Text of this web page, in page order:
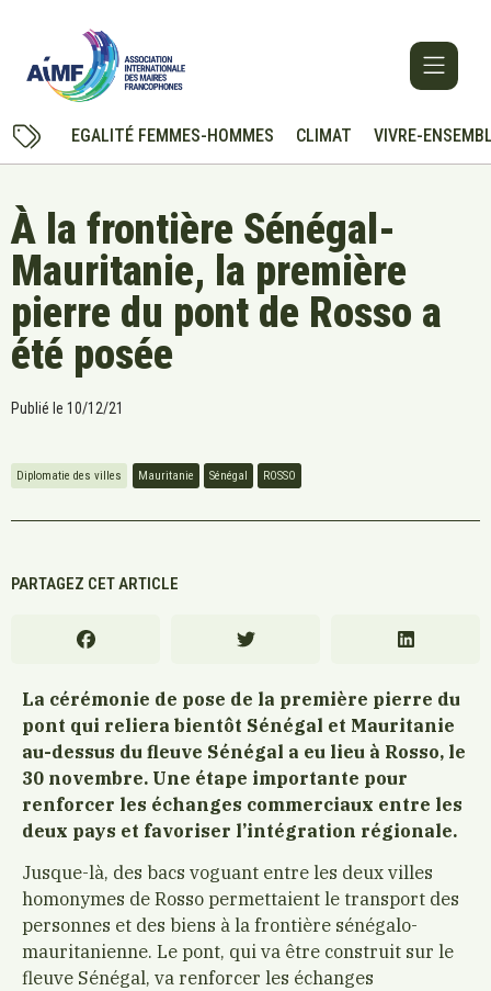
EGALITÉ FEMMES-HOMMES CLIMAT VIVRE-
À la frontière Sénégal-
Mauritanie, la première
pierre du pont de Rosso a
été posée
Publié le 10/12/21
Diplomatie des villes Mauritanie Sénégal ROSSO
PARTAGEZ CET ARTICLE
La cérémonie de pose de la première pierre du
pont qui reliera bientôt Sénégal et Mauritanie
au-dessus du fleuve Sénégal a eu lieu à Rosso, le
30 novembre. Une étape importante pour
renforcer les échanges commerciaux entre les
deux pays et favoriser l’intégration régionale.
Jusque-là, des bacs voguant entre les deux villes
homonymes de Rosso permettaient le transport des
personnes et des biens à la frontière sénégalo-
mauritanienne. Le pont, qui va être construit sur le
fleuve Sénégal, va renforcer les échanges